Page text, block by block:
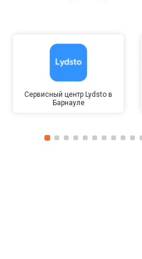
Сервисный центр Lydsto в
Барнауле